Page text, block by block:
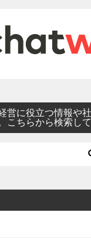
営に役立つ情報や
こちらから検索し